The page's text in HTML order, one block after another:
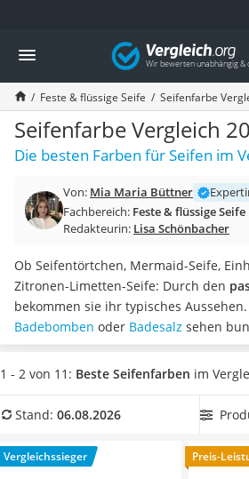
Die beliebtesten Vergleiche nach Kategorie
Drogerie
Inhalator
Haarschneider
Rollator
Braun Rasierer
Katzenklappe (Chip)
Masturbator
Massagepistole
Reisehaartrockner
Eiweißpulver
Magnesiumpräparat
Katzenklappe
Nackenmassagegerät
Zeckenschutz Katze
Philips-Sonicare-Zahnbürste
Mineralfutter Pferd
Massagegerät
Vergleich
Feste & flüssige Seife Seifenfarbe
Seifenfarbe Vergleich
Die besten Farben für Seifen im
Von: Mia Maria Büttner
Fachbereich: Feste & flüssige Seife
Redakteurin: Lisa Schönbacher
Ob Seifentörtchen, Mermaid-Seife,
Zitronen-Limetten-Seife: Durch den
bekommen sie ihr typisches
Badebomben oder Badesalz sehen
DIY-Liebhaber stellen alles selbst her.
Seifenfarben Internet-Tests
Farbstoffe sindsehr ergiebig
, weil ein
Seifenfarben, die als Set den ganzen
Überzeugt hat uns hier im August 2026
1 - 2 von 11: Beste Seifenfarben im
Stand: 06.08.2026
Vergleichssieger Preis-